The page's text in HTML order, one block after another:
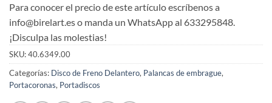
Para conocer el precio de este artículo escríbenos a
info@birelart.es o manda un WhatsApp al 633295848.
¡Disculpa las molestias!
SKU:40.6349.00
Categorías: Disco de Freno Delantero, Palancas de embrague,
Portacoronas, Portadiscos